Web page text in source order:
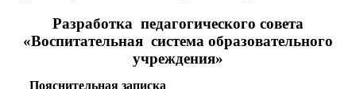
Разработка педагогического совета
«Воспитательная система образовательного
учреждения»
Пояснительная записка